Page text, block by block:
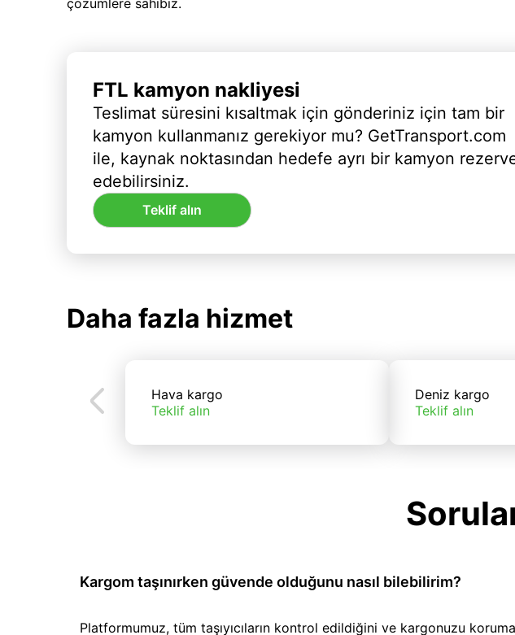
FTL kamyon nakliyesi
Teslimat süresini kısaltmak için gönderiniz için tam bir
kamyon kullanmanız gerekiyor mu? GetTransport.com
ile, kaynak noktasından hedefe ayrı bir kamyon
edebilirsiniz.
Teklif alın
Daha fazla hizmet
Hava kargo
Teklif alın
Deniz kargo
Teklif alın
Kargom taşınırken güvende olduğunu nasıl bilebilirim?
Platformumuz, tüm taşıyıcıların kontrol edildiğini ve kargonuzu